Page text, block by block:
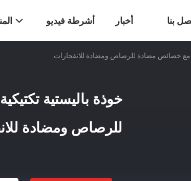
أشرطة فيديو أخبار بنا
مع خصائص مضادة للرصاص ومضادة للانفجارات
خوذة باليستية
للرصاص ومضادة